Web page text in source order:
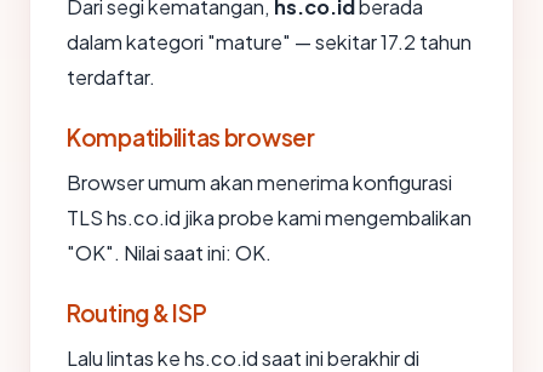
Dari segi kematangan, hs.co.id berada
dalam kategori "mature" — sekitar 17.2 tahun
terdaftar.
Kompatibilitas browser
Browser umum akan menerima konfigurasi
TLS hs.co.id jika probe kami mengembalikan
"OK". Nilai saat ini: OK.
Routing & ISP
Lalu lintas ke hs.co.id saat ini berakhir di